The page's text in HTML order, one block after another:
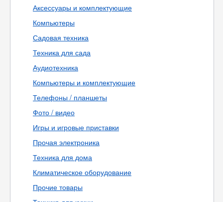
Аксессуары и комплектующие
Компьютеры
Садовая техника
Техника для сада
Аудиотехника
Компьютеры и комплектующие
Телефоны / планшеты
Фото / видео
Игры и игровые приставки
Прочая электроника
Техника для дома
Климатическое оборудование
Прочие товары